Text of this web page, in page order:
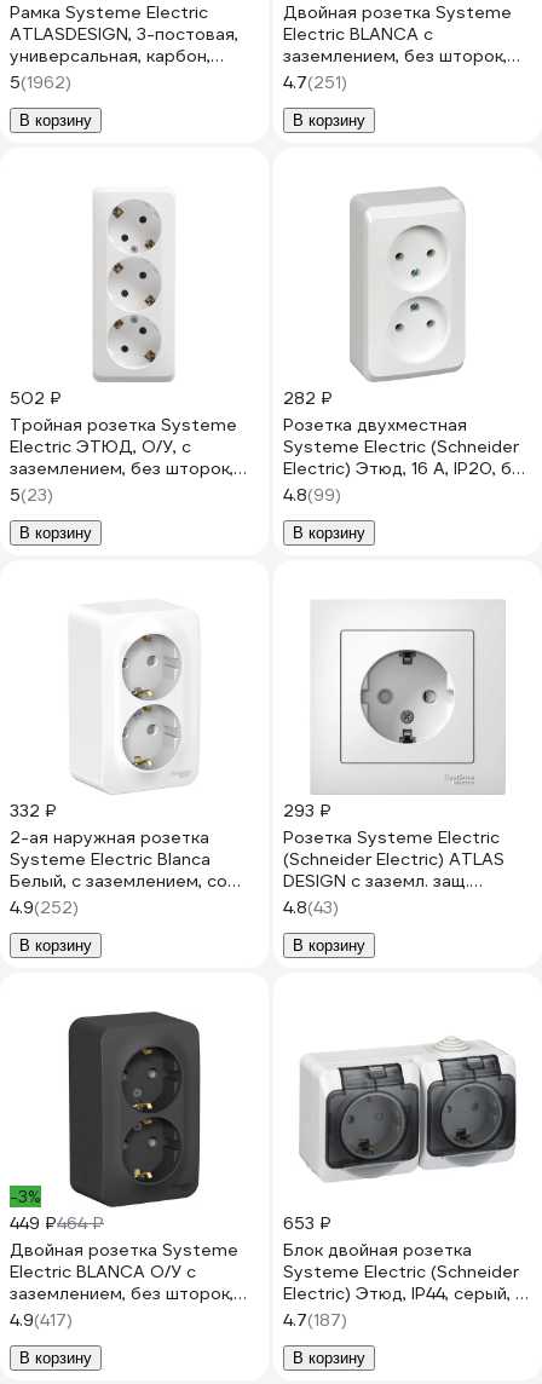
Рамка Systeme Electric
ATLASDESIGN, 3-постовая,
универсальная, карбон,
ATN001003
5(1962)
В корзину
Двойная розетка Systeme
Electric BLANCA с
заземлением, без шторок,
БЕЛЫЙ BLNRS001021
4.7(251)
В корзину
502 ₽
Тройная розетка Systeme
Electric ЭТЮД, O/У, с
заземлением, без шторок,
16А, 250B, белый PA16-011B
5(23)
В корзину
282 ₽
Розетка двухместная
Systeme Electric (Schneider
Electric) Этюд, 16 А, IP20, без
заземления, белый PA16-
005B
4.8(99)
В корзину
332 ₽
2-ая наружная розетка
Systeme Electric Blanca
Белый, с заземлением, со
шторками, 16А, 250В,
изолированная SE
BLNRA011211
4.9(252)
В корзину
293 ₽
Розетка Systeme Electric
(Schneider Electric) ATLAS
DESIGN с заземл. защ.
шторки 16А в сборе бел.
1240147 ATN000144
4.8(43)
В корзину
-3%
449 ₽464 ₽
Двойная розетка Systeme
Electric BLANCA О/У с
заземлением, без шторок,
АНТРАЦИТ BLNRA010216
4.9(417)
В корзину
653 ₽
Блок двойная розетка
Systeme Electric (Schneider
Electric) Этюд, IP44, серый, с
заземлением, защитные
шторки PA16-244C
4.7(187)
В корзину